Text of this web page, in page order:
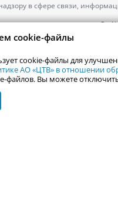
в сфере связи,
о регистрации: серияЭл
cookie-файлы
cookie-файлы для
АО «ЦТВ» в отношении
файлов. Вы можете